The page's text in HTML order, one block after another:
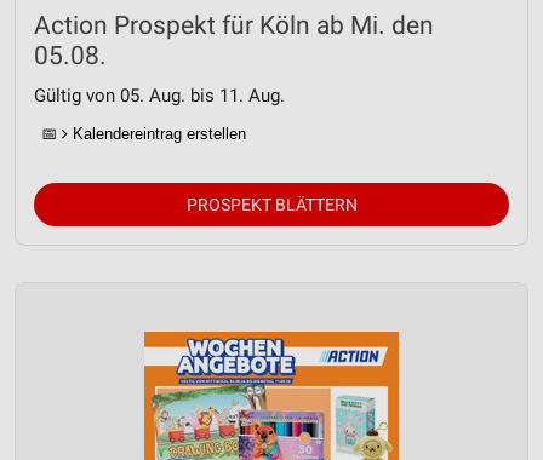
Action Prospekt für Köln ab Mi. den
05.08.
Gültig von 05. Aug. bis 11. Aug.
📅 Kalendereintrag erstellen
PROSPEKT BLÄTTERN